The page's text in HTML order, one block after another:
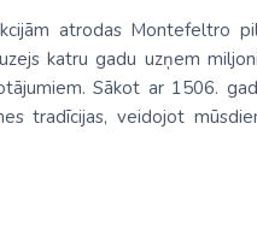
atrodas Montefeltro
katru gadu uzņem
Sākot ar 1506.
tradīcijas, veidojot